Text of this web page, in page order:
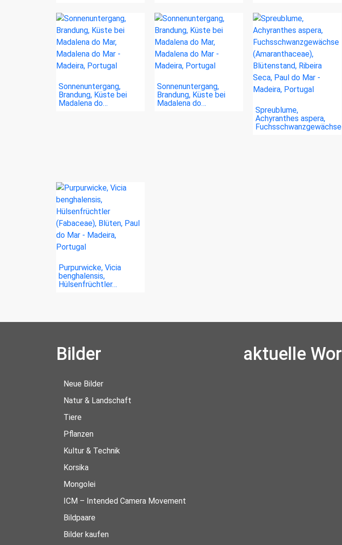
Sonnenuntergang,
Brandung, Küste bei
Madalena do…
Sonnenuntergang,
Brandung, Küste bei
Madalena do…
Spreublume,
Achyranthes aspera,
Fuchsschwanzgewächse…
Purpurwicke, Vicia
benghalensis,
Hülsenfrüchtler…
Bilder
Neue Bilder
Natur & Landschaft
Tiere
Pflanzen
Kultur & Technik
Korsika
Mongolei
ICM – Intended Camera Movement
Bildpaare
Bilder kaufen
aktuelle